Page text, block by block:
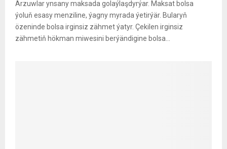
Arzuwlar ynsany maksada golaýlaşdyrýar. Maksat bolsa
ýoluň esasy menziline, ýagny myrada ýetirýär. Bularyň
özeninde bolsa irginsiz zähmet ýatyr. Çekilen irginsiz
zähmetiň hökman miwesini berýändigine bolsa...